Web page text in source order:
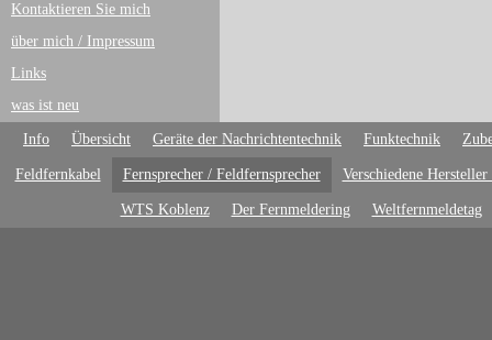
Kontaktieren Sie mich
über mich / Impressum
Links
was ist neu
Info Übersicht Geräte der Nachrichtentechnik Funktechnik
Feldfernkabel Fernsprecher / Feldfernsprecher Verschiedene
WTS Koblenz Der Fernmeldering Weltfernmeldetag